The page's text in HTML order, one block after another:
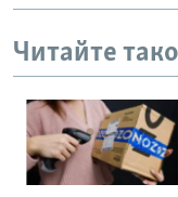
Читайте